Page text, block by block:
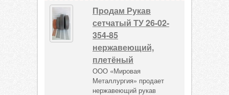
Продам Рукав
сетчатый ТУ 26-02-
354-85
нержавеющий,
плетёный
ООО «Мировая
Металлургия» продает
нержавеющий рукав